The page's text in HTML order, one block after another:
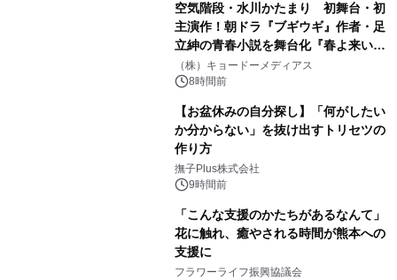
空気階段・水川かたまり 初舞台・初
主演作！朝ドラ『ブギウギ』作者・足
立紳の青春小説を舞台化『春よ来い、
マジで来い』キービジュアル解禁！
（株）キョードーメディアス
8時間前
【お盆休みの自分探し】「何がしたい
か分からない」を抜け出すトリセツの
作り方
撫子Plus株式会社
9時間前
「こんな支援のかたちがあるなんて」
花に触れ、癒やされる時間が熊本への
支援に
フラワーライフ振興協議会